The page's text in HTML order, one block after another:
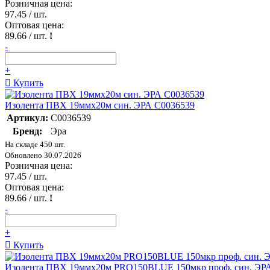
Розничная цена:
97.45 / шт.
Оптовая цена:
89.66 / шт. !
-
+
Купить
Изолента ПВХ 19ммх20м син. ЭРА C0036539
Артикул: C0036539
Бренд:
Эра
На складе 450 шт.
Обновлено 30.07.2026
Розничная цена:
97.45 / шт.
Оптовая цена:
89.66 / шт. !
-
+
Купить
Изолента ПВХ 19ммх20м PRO150BLUE 150мкр проф. син.